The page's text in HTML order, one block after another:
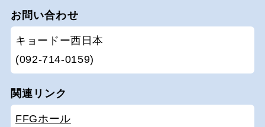
お問い合わせ
キョードー西日本
(092-714-0159)
関連リンク
FFGホール